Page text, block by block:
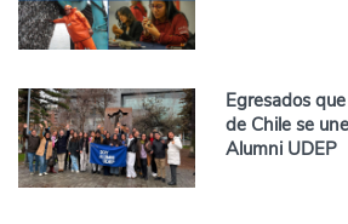
Egresados
de Chile se
Alumni UDEP